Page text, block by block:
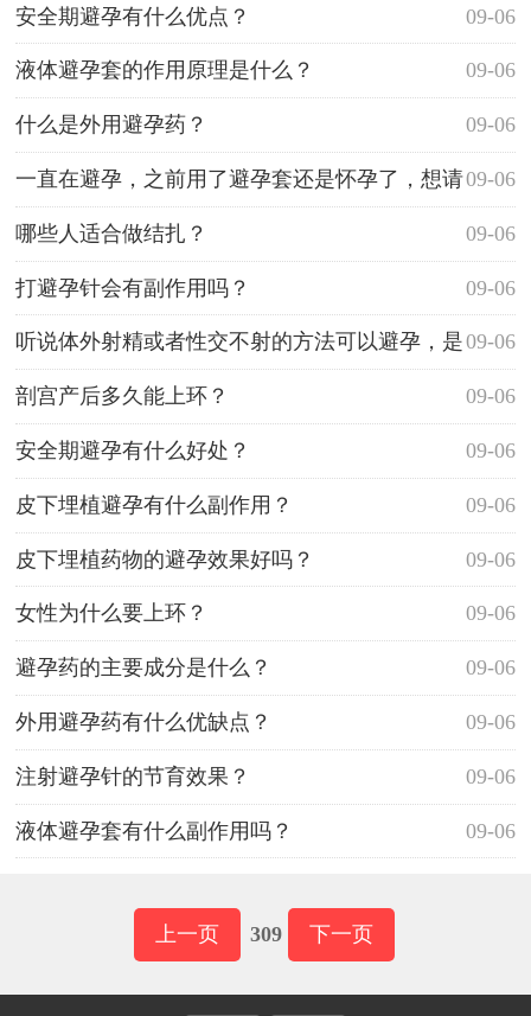
产上环时间有不同吗？ 09-06
安全期避孕有什么优点？
09-06
液体避孕套的作用原理是什么？
09-06
什么是外用避孕药？
09-06
一直在避孕，之前用了避孕套还是怀孕了，想请
问使用避孕套要注意哪些问题？ 09-06
哪些人适合做结扎？
09-06
打避孕针会有副作用吗？
09-06
听说体外射精或者性交不射的方法可以避孕，是
真的吗？对男性身体是否有影响？ 09-06
剖宫产后多久能上环？
09-06
安全期避孕有什么好处？
09-06
皮下埋植避孕有什么副作用？
09-06
皮下埋植药物的避孕效果好吗？
09-06
女性为什么要上环？
09-06
避孕药的主要成分是什么？
09-06
外用避孕药有什么优缺点？
09-06
注射避孕针的节育效果？
09-06
液体避孕套有什么副作用吗？
上一页 309 下一页